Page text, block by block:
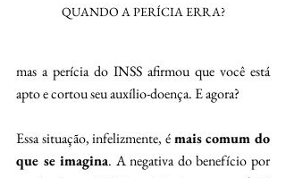
QUANDO A PERÍCIA ERRA?
mas a perícia do INSS afirmou que você está
apto e cortou seu auxílio-doença. E agora?
Essa situação, infelizmente, é mais comum do
que se imagina. A negativa do benefício por